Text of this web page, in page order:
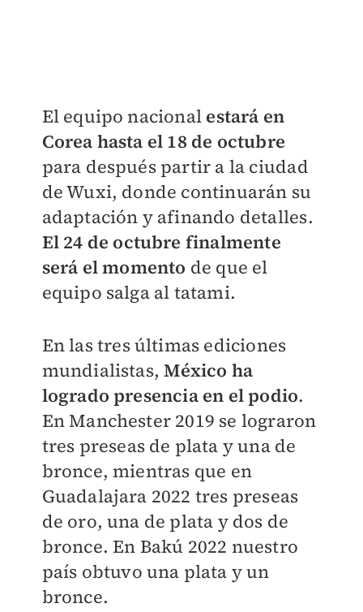
El equipo nacional estará en
Corea hasta el 18 de octubre
para después partir a la ciudad
de Wuxi, donde continuarán su
adaptación y afinando detalles.
El 24 de octubre finalmente
será el momento de que el
equipo salga al tatami.
En las tres últimas ediciones
mundialistas, México ha
logrado presencia en el podio.
En Manchester 2019 se lograron
tres preseas de plata y una de
bronce, mientras que en
Guadalajara 2022 tres preseas
de oro, una de plata y dos de
bronce. En Bakú 2022 nuestro
país obtuvo una plata y un
bronce.